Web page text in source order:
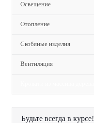
Освещение
Отопление
Скобяные изделия
Вентиляция
Будьте всегда в курсе!